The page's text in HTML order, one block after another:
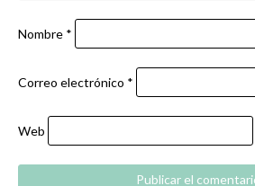
Nombre *
Correo electrónico *
Web